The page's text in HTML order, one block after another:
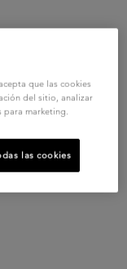
que las cookies
del sitio, analizar
para marketing.
las cookies